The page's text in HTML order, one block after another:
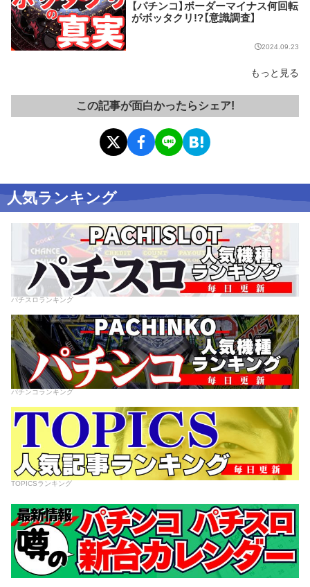
【パチンコ】ボーダーマイナス何回転
がボッタクリ!?【意識調査】
2024.09.23
もっと見る
この記事が面白かったらシェア!
人気ランキング
パチスロランキング
パチンコランキング
TOPICSランキング